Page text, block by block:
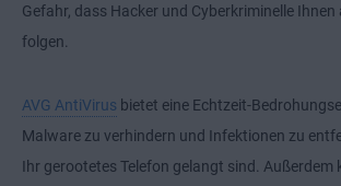
Gefahr, dass Hacker und Cyberkriminelle
folgen.
AVG AntiVirus bietet eine Echtzeit-
Malware zu verhindern und Infektionen zu
Ihr gerootetes Telefon gelangt sind. Außerdem